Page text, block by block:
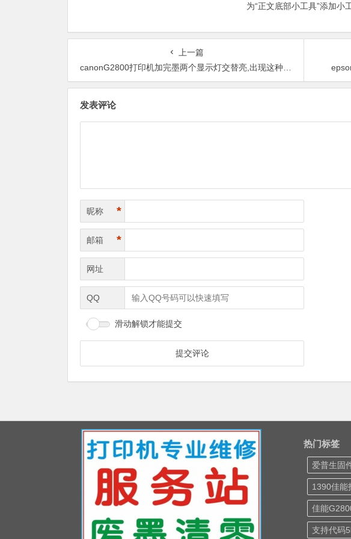
为“正文底部小工具”添加小
上一篇
canonG2800打印机加完墨两个显示灯交替亮,出现这种情况怎么办？
发表评论
昵称 *
邮箱 *
网址
QQ
滑动解锁才能提交
热门标签
爱普生固
1390佳能
佳能
支持代码